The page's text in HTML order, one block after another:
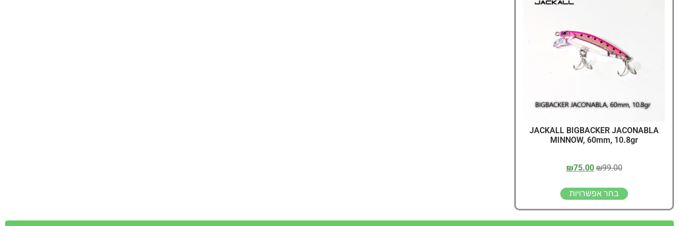
JACKALL BIGBACKER JACONABLA
MINNOW, 60mm, 10.8gr
₪99.00
₪75.00
בחר אפשרויות